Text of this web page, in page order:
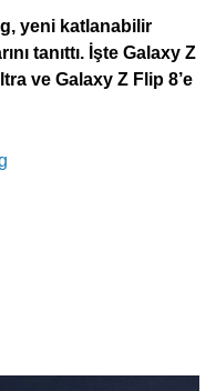
yeni katlanabilir
tanıttı. İşte Galaxy Z
ve Galaxy Z Flip 8’e